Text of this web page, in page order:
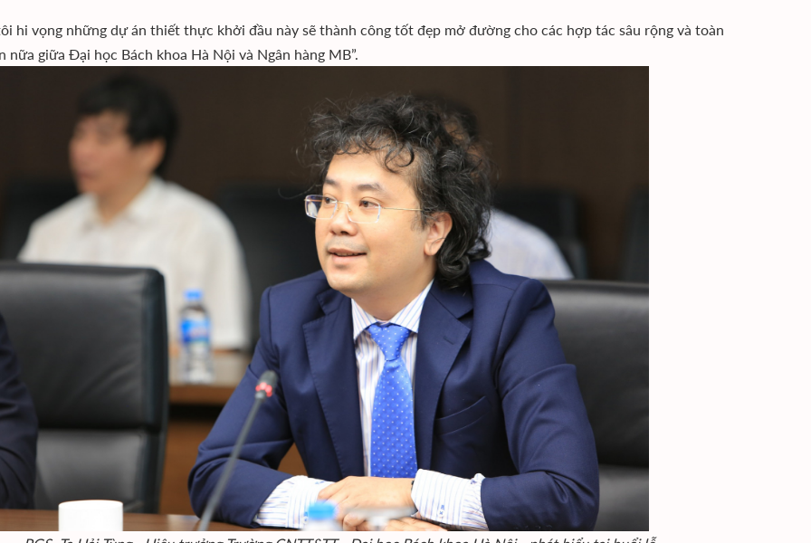
hi vọng những dự án thiết thực khởi đầu này sẽ thành công tốt đẹp mở đường cho các hợp tác sâu rộng và toàn
nữa giữa Đại học Bách khoa Hà Nội và Ngân hàng MB”.